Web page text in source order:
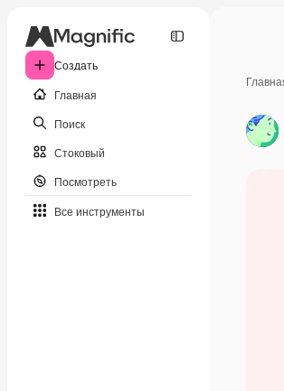
Создать
Главная
Поиск
Стоковый
Посмотреть
Все инструменты